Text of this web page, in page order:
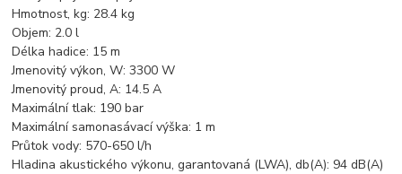
Hmotnost, kg: 28.4 kg
Objem: 2.0 l
Délka hadice: 15 m
Jmenovitý výkon, W: 3300 W
Jmenovitý proud, A: 14.5 A
Maximální tlak: 190 bar
Maximální samonasávací výška: 1 m
Průtok vody: 570-650 l/h
Hladina akustického výkonu, garantovaná (LWA), db(A): 94 dB(A)